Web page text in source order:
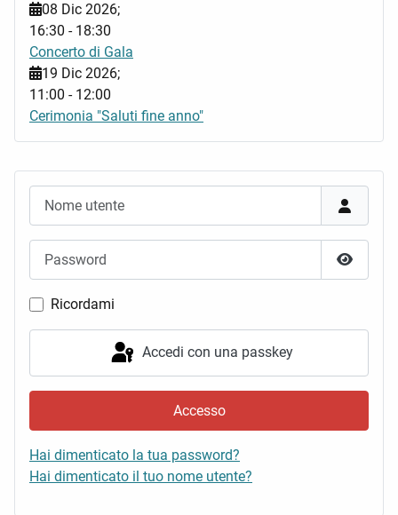
Mostra
Ricordami
Accedi con una passkey
Accesso
Hai dimenticato la tua password?
Hai dimenticato il tuo nome utente?
08 Dic 2026;
16:30 - 18:30
Concerto di Gala
19 Dic 2026;
11:00 - 12:00
Cerimonia "Saluti fine anno"